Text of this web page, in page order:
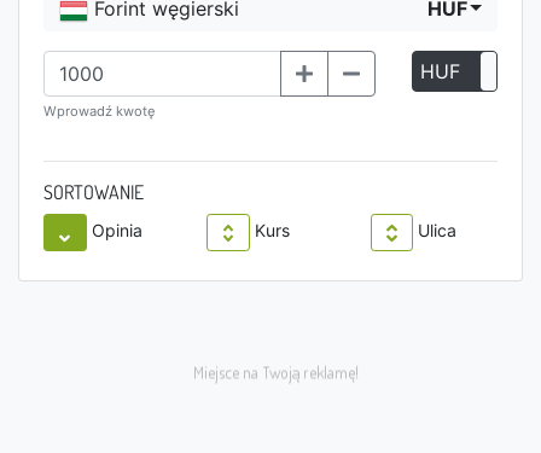
Forint węgierski HUF
Wprowadź kwotę
HUF
SORTOWANIE
Opinia Kurs Ulica